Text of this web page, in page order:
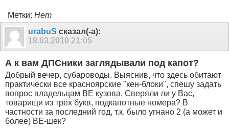
Метки: Нет
urabuS сказал(-а):
18.03.2010 21:05
А к вам ДПСники заглядывали под капот?
Добрый вечер, субароводы. Выяснив, что здесь обитают
практически все красноярские "кен-блоки", спешу задать
вопрос владельцам BE кузова. Сверяли ли у Вас,
товарищи из трёх букв, подкапотные номера? В
частности за последний год, т.к. было угнано 2 (а может и
более) BE-шек?